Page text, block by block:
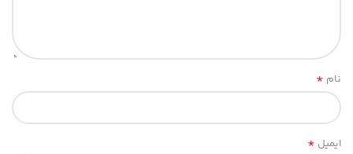
نام *
ایمیل *